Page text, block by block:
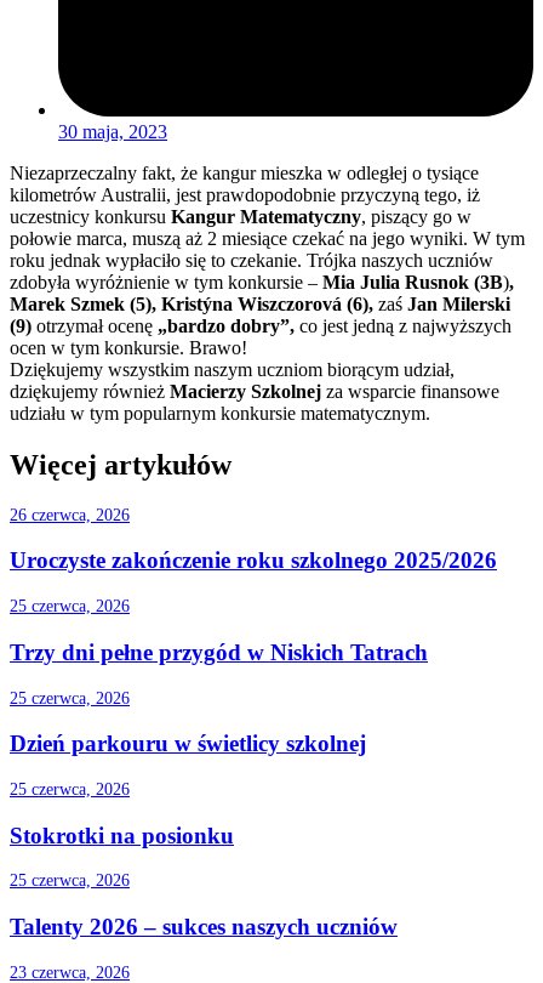
30 maja, 2023
Niezaprzeczalny fakt, że kangur mieszka w odległej o tysiące
kilometrów Australii, jest prawdopodobnie przyczyną tego, iż
uczestnicy konkursu Kangur Matematyczny, piszący go w
połowie marca, muszą aż 2 miesiące czekać na jego wyniki. W tym
roku jednak wypłaciło się to czekanie. Trójka naszych uczniów
zdobyła wyróżnienie w tym konkursie – Mia Julia Rusnok (3B),
Marek Szmek (5), Kristýna Wiszczorová (6), zaś Jan Milerski
(9) otrzymał ocenę „bardzo dobry”, co jest jedną z najwyższych
ocen w tym konkursie. Brawo!
Dziękujemy wszystkim naszym uczniom biorącym udział,
dziękujemy również Macierzy Szkolnej za wsparcie finansowe
udziału w tym popularnym konkursie matematycznym.
Więcej artykułów
26 czerwca, 2026
Uroczyste zakończenie roku szkolnego 2025/2026
25 czerwca, 2026
Trzy dni pełne przygód w Niskich Tatrach
25 czerwca, 2026
Dzień parkouru w świetlicy szkolnej
25 czerwca, 2026
Stokrotki na posionku
25 czerwca, 2026
Talenty 2026 – sukces naszych uczniów
23 czerwca, 2026